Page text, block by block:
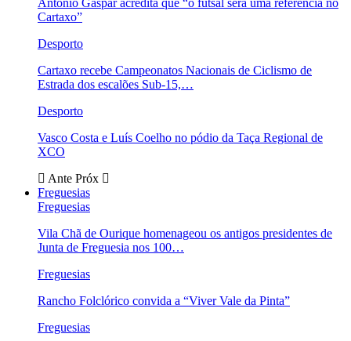
António Gaspar acredita que “o futsal será uma referência no
Cartaxo”
Desporto
Cartaxo recebe Campeonatos Nacionais de Ciclismo de
Estrada dos escalões Sub-15,…
Desporto
Vasco Costa e Luís Coelho no pódio da Taça Regional de
XCO
Ante Próx
Freguesias
Freguesias
Vila Chã de Ourique homenageou os antigos presidentes de
Junta de Freguesia nos 100…
Freguesias
Rancho Folclórico convida a “Viver Vale da Pinta”
Freguesias